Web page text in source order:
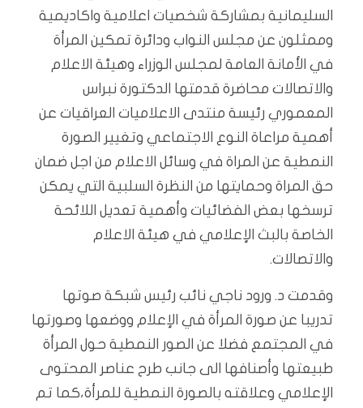
السليمانية بمشاركة شخصيات اعلامية واكاديمية
وممثلون عن مجلس النواب ودائرة تمكين المرأة
في الأمانة العامة لمجلس الوزراء وهيئة الاعلام
والاتصالات محاضرة قدمتها الدكتورة نبراس
المعموري رئيسة منتدى الاعلاميات العراقيات عن
أهمية مراعاة النوع الاجتماعي وتغيير الصورة
النمطية عن المراة في وسائل الاعلام من اجل ضمان
حق المراة وحمايتها من النظرة السلبية التي يمكن
ترسخها بعض الفضائيات وأهمية تعديل اللائحة
الخاصة بالبث الإعلامي في هيئة الاعلام
والاتصالات.
وقدمت د. ورود ناجي نائب رئيس شبكة صوتها
تدريبا عن صورة المرأة في الإعلام ووضعها وصورتها
في المجتمع فضلا عن الصور النمطية حول المرأة
طبيعتها وأصنافها الى جانب طرح عناصر المحتوى
الإعلامي وعلاقته بالصورة النمطية للمرأة،كما تم